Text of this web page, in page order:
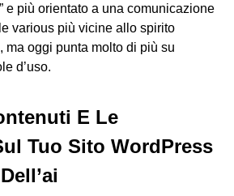
e più orientato a una comunicazione
various più vicine allo spirito
ma oggi punta molto di più su
d’uso.
E Le
Tuo Sito WordPress